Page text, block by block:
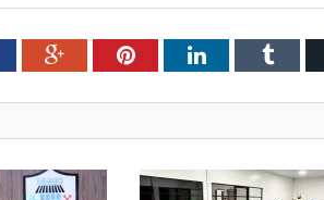
Google+PinterestLinkedIn